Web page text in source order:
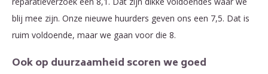
blij mee zijn. Onze nieuwe huurders geven ons een 7,5. Dat is
ruim voldoende, maar we gaan voor die 8.
Ook op duurzaamheid scoren we goed